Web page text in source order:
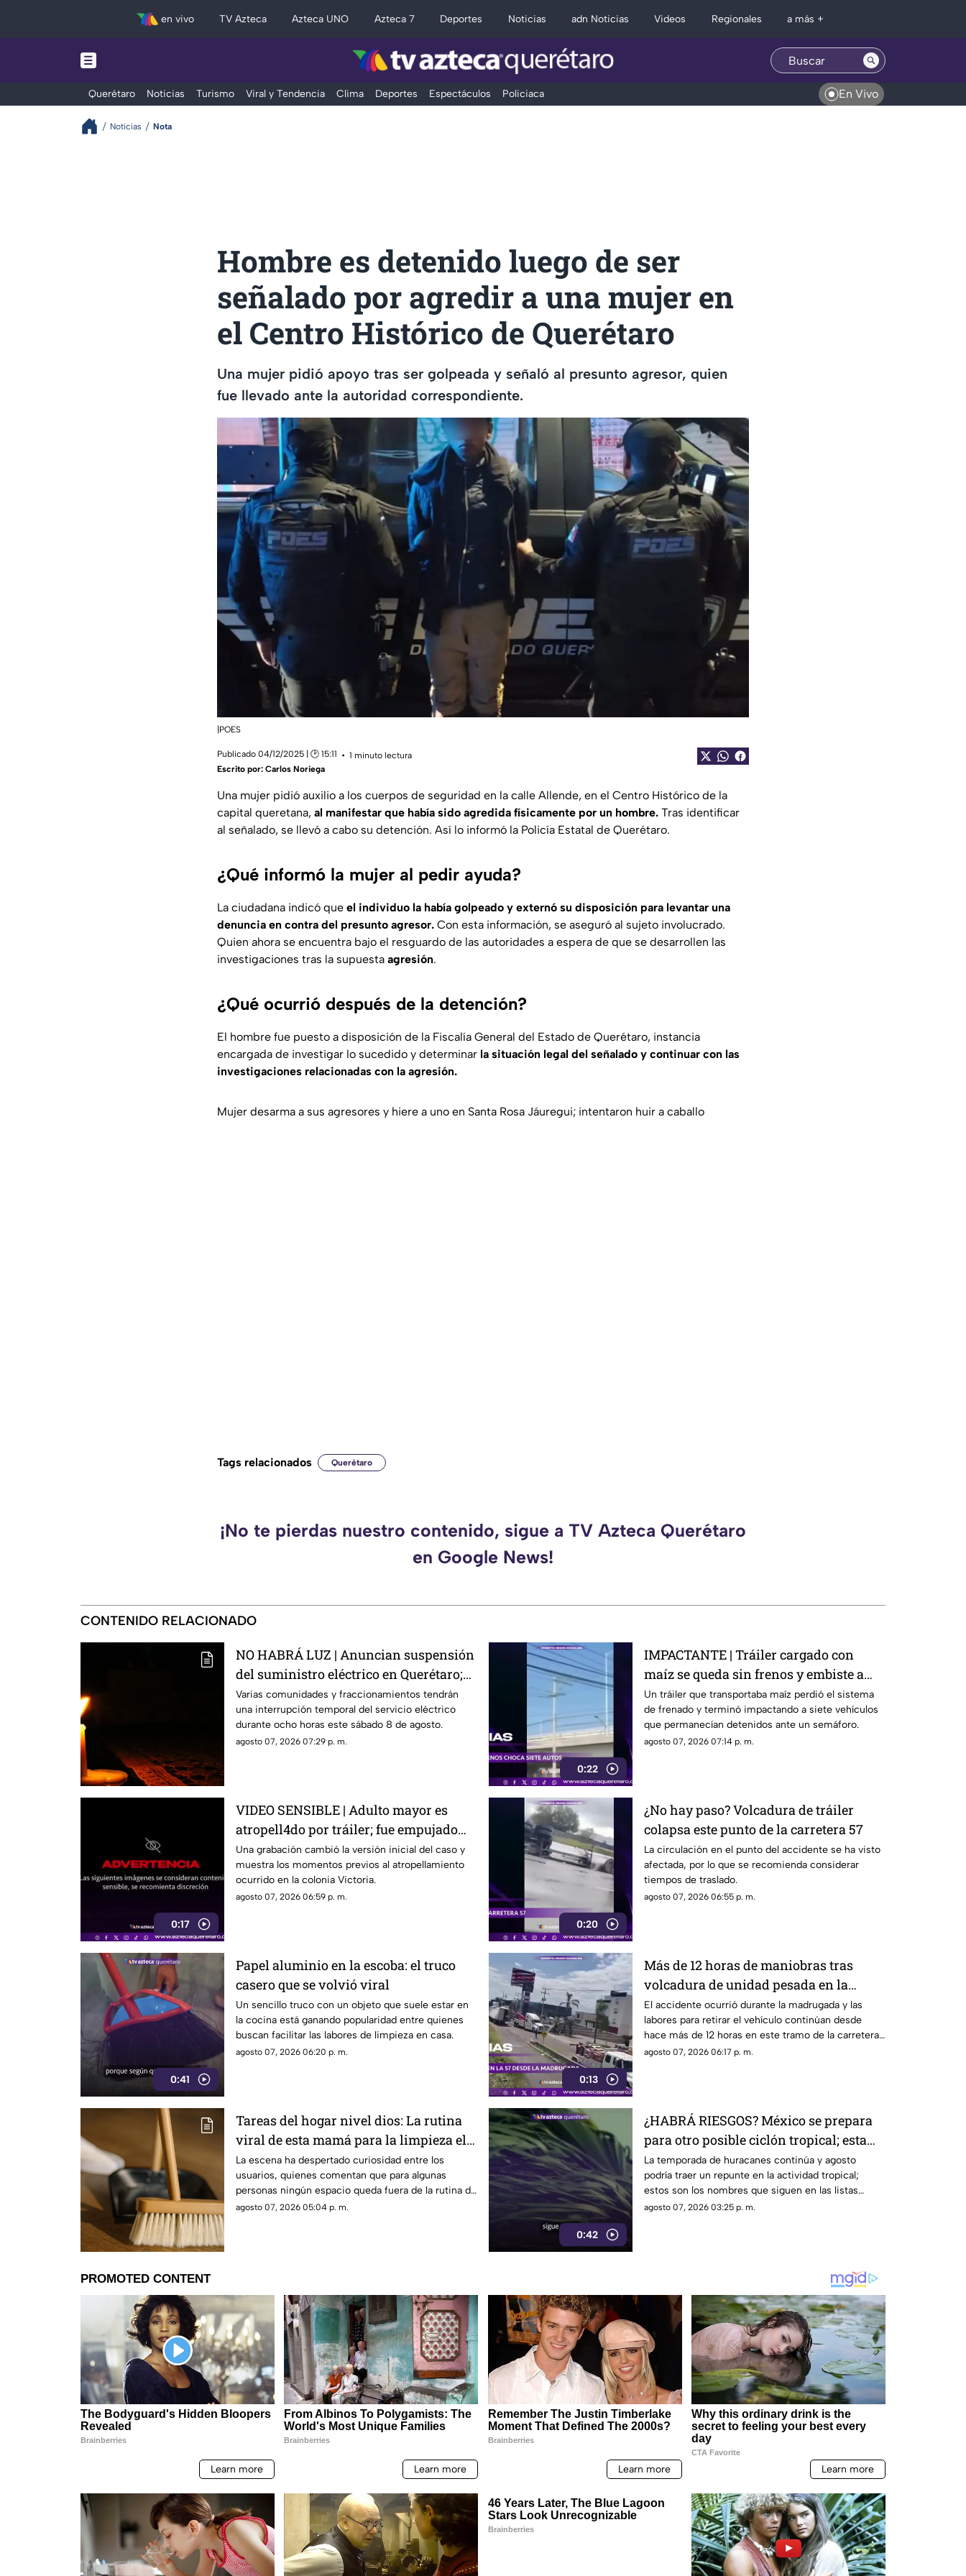
en vivo TV Azteca Azteca UNO Azteca 7 Deportes Noticias adn Noticias Videos Regionales a más +
Querétaro Noticias Turismo Viral y Tendencia Clima Deportes Espectáculos Policiaca En Vivo
Noticias Nota
Hombre es detenido luego de ser
señalado por agredir a una mujer en
el Centro Histórico de Querétaro
Una mujer pidió apoyo tras ser golpeada y señaló al presunto agresor, quien
fue llevado ante la autoridad correspondiente.
|POES
Publicado 04/12/2025 | 🕑 15:11
1 minuto lectura
Escrito por: Carlos Noriega
Una mujer pidió auxilio a los cuerpos de seguridad en la calle Allende, en el Centro Histórico de la
capital queretana, al manifestar que había sido agredida físicamente por un hombre. Tras identificar
al señalado, se llevó a cabo su detención. Así lo informó la Policía Estatal de Querétaro.
¿Qué informó la mujer al pedir ayuda?
La ciudadana indicó que el individuo la había golpeado y externó su disposición para levantar una
denuncia en contra del presunto agresor. Con esta información, se aseguró al sujeto involucrado.
Quien ahora se encuentra bajo el resguardo de las autoridades a espera de que se desarrollen las
investigaciones tras la supuesta agresión.
¿Qué ocurrió después de la detención?
El hombre fue puesto a disposición de la Fiscalía General del Estado de Querétaro, instancia
encargada de investigar lo sucedido y determinar la situación legal del señalado y continuar con las
investigaciones relacionadas con la agresión.
Mujer desarma a sus agresores y hiere a uno en Santa Rosa Jáuregui; intentaron huir a caballo
Tags relacionados Querétaro
¡No te pierdas nuestro contenido, sigue a TV Azteca Querétaro
en Google News!
CONTENIDO RELACIONADO
NO HABRÁ LUZ | Anuncian suspensión
del suministro eléctrico en Querétaro;
estás serán las zonas afectadas
Varias comunidades y fraccionamientos tendrán
una interrupción temporal del servicio eléctrico
durante ocho horas este sábado 8 de agosto.
agosto 07, 2026 07:29 p. m.
0:22
IMPACTANTE | Tráiler cargado con
maíz se queda sin frenos y embiste a
siete vehículos
Un tráiler que transportaba maíz perdió el sistema
de frenado y terminó impactando a siete vehículos
que permanecían detenidos ante un semáforo.
agosto 07, 2026 07:14 p. m.
0:17
VIDEO SENSIBLE | Adulto mayor es
atropell4do por tráiler; fue empujado
antes de m0rir
Una grabación cambió la versión inicial del caso y
muestra los momentos previos al atropellamiento
ocurrido en la colonia Victoria.
agosto 07, 2026 06:59 p. m.
0:20
¿No hay paso? Volcadura de tráiler
colapsa este punto de la carretera 57
La circulación en el punto del accidente se ha visto
afectada, por lo que se recomienda considerar
tiempos de traslado.
agosto 07, 2026 06:55 p. m.
0:41
Papel aluminio en la escoba: el truco
casero que se volvió viral
Un sencillo truco con un objeto que suele estar en
la cocina está ganando popularidad entre quienes
buscan facilitar las labores de limpieza en casa.
agosto 07, 2026 06:20 p. m.
0:13
Más de 12 horas de maniobras tras
volcadura de unidad pesada en la
carretera 57
El accidente ocurrió durante la madrugada y las
labores para retirar el vehículo continúan desde
hace más de 12 horas en este tramo de la carretera
57.
agosto 07, 2026 06:17 p. m.
Tareas del hogar nivel dios: La rutina
viral de esta mamá para la limpieza el
techo
La escena ha despertado curiosidad entre los
usuarios, quienes comentan que para algunas
personas ningún espacio queda fuera de la rutina de
limpieza
agosto 07, 2026 05:04 p. m.
0:42
¿HABRÁ RIESGOS? México se prepara
para otro posible ciclón tropical; esta
sería la fecha
La temporada de huracanes continúa y agosto
podría traer un repunte en la actividad tropical;
estos son los nombres que siguen en las listas
oficiales.
agosto 07, 2026 03:25 p. m.